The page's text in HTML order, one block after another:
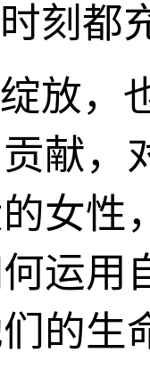
刻都
放，
献，
女性
运用
的生